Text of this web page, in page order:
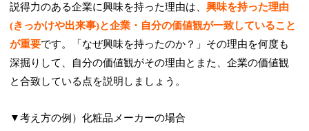
説得力のある企業に興味を持った理由は、興味を持った理由
(きっかけや出来事)と企業・自分の価値観が一致していること
が重要です。「なぜ興味を持ったのか？」その理由を何度も
深掘りして、自分の価値観がその理由とまた、企業の価値観
と合致している点を説明しましょう。
▼考え方の例）化粧品メーカーの場合